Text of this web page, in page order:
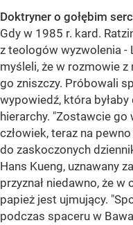
Doktryner o gołębim
Gdy w 1985 r. kard.
z teologów wyzwolenia -
myśleli, że w rozmowie z
go zniszczy. Próbowali
wypowiedź, która
hierarchy. "Zostawcie
człowiek, teraz na
do zaskoczonych
Hans Kueng, uznawany
przyznał niedawno, że
papież jest ujmujący.
podczas spaceru w